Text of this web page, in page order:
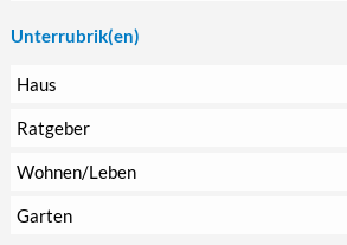
Unterrubrik(en)
Haus
Ratgeber
Wohnen/Leben
Garten